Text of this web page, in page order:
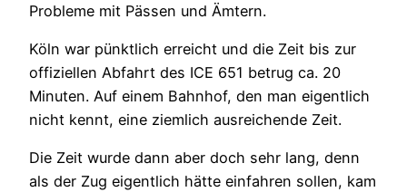
Probleme mit Pässen und Ämtern.
Köln war pünktlich erreicht und die Zeit bis zur
offiziellen Abfahrt des ICE 651 betrug ca. 20
Minuten. Auf einem Bahnhof, den man eigentlich
nicht kennt, eine ziemlich ausreichende Zeit.
Die Zeit wurde dann aber doch sehr lang, denn
als der Zug eigentlich hätte einfahren sollen, kam